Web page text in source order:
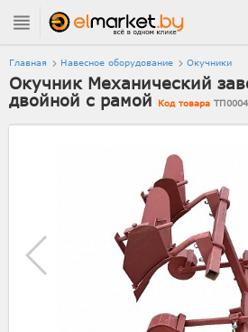
Главная Навесное оборудование Окучники
Окучник Механический
двойной с рамой
Код товара